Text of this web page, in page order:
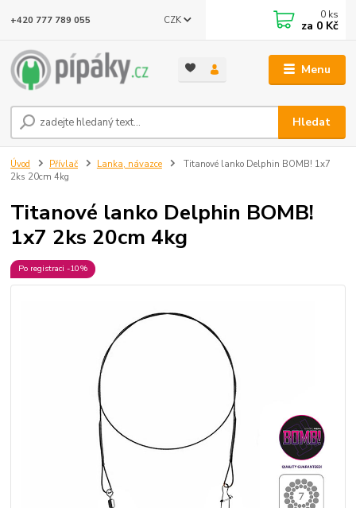
Menu
CZK
Hledat
+420 777 789 055 0 ks
za 0 Kč
Úvod Přívlač Lanka, návazce
Titanové lanko Delphin BOMB! 1x7
2ks 20cm 4kg
Titanové lanko Delphin BOMB!
1x7 2ks 20cm 4kg
Po registraci -10%